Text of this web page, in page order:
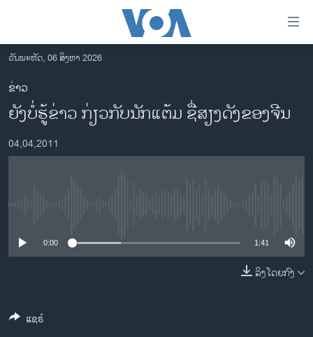
ເຂົ້າ
ຫາ
ຂ້າມ
ຂ້າມ
ໄປ
ອາເມຣິກາ
ການເລືອກຕັ້ງ ປະທານາທີບໍດີ ສະຫະລັດ 2024
ອິດສະຫຼະພາບດ້ານການຂ່າວ
ວິທະຍາສາດ-ເທັກໂນໂລຈີ
ວັນພະຫັດ, 06 ສິງຫາ 2026
ຂ່າວ
ຍັງບໍ່ຮູ້ຂ່າວ ກ່ຽວກັບນັກແຕ້ມ ຊື່ສຽງດັງຂອງຈີນ
04,04,2011
0:00 1:41
ລິງໂດຍກົງ
ແຊຣ໌